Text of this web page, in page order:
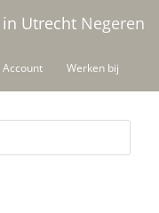
Utrecht Negeren
Account Werken bij